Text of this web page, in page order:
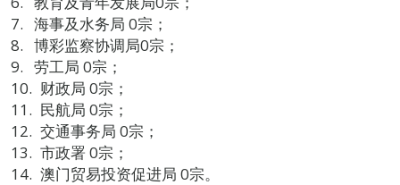
海事及水务局 0宗；
博彩监察协调局0宗；
劳工局 0宗；
财政局 0宗；
民航局 0宗；
交通事务局 0宗；
市政署 0宗；
澳门贸易投资促进局 0宗。